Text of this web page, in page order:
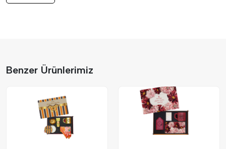
Benzer Ürünlerimiz